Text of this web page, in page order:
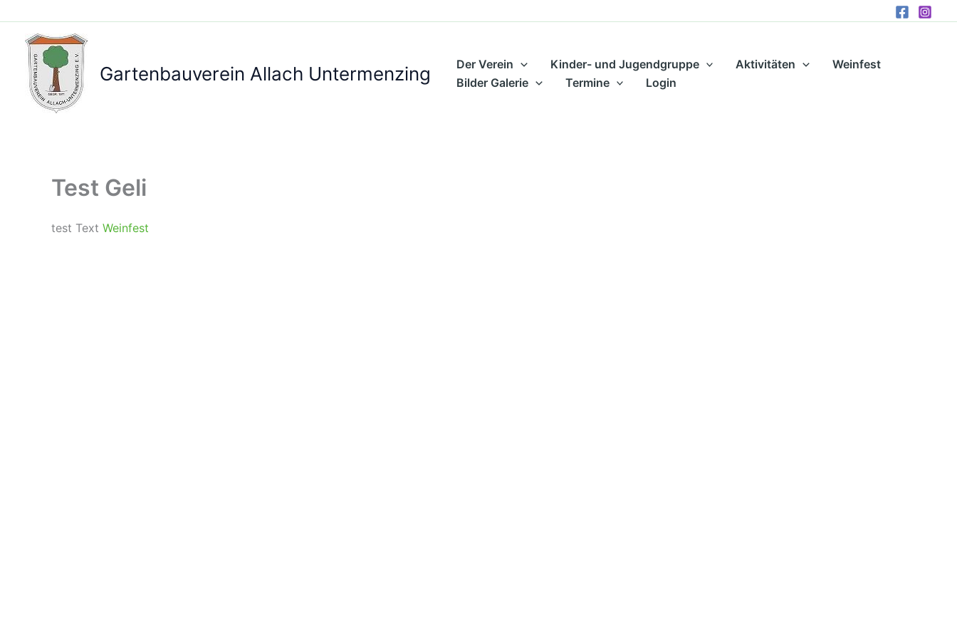
springen
Gartenbauverein Allach Untermenzing Der Verein Kinder- und Jugendgruppe Aktivitäten
Weinfest
Bilder Galerie
Termine Login
Test Geli
test Text Weinfest